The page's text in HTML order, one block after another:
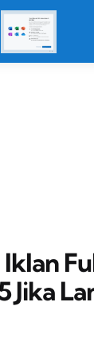
Jika